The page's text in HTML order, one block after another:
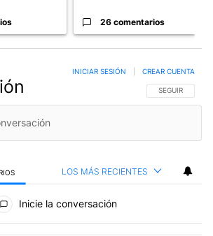
26 comentarios
SIGA ESTA
SEGUIR
INICIAR SESIÓN CREAR CUENTA
LOS MÁS RECIENTES
Inicie la conversación